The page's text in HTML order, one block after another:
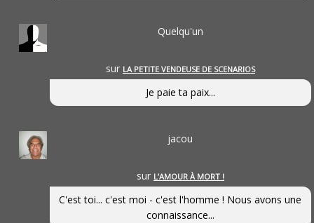
Quelqu'un
sur LA PETITE VENDEUSE DE SCENARIOS
Je paie ta paix...
jacou
sur L’AMOUR À MORT !
C'est toi... c'est moi - c'est l'homme ! Nous avons une
connaissance...